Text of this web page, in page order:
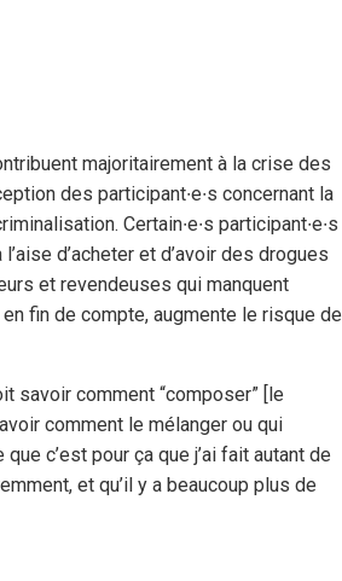
majoritairement à la crise des
des participant∙e∙s concernant la
Certain∙e∙s participant∙e∙s
d’acheter et d’avoir des drogues
et revendeuses qui manquent
fin de compte, augmente le risque de
savoir comment “composer” [le
comment le mélanger ou qui
c’est pour ça que j’ai fait autant de
et qu’il y a beaucoup plus de